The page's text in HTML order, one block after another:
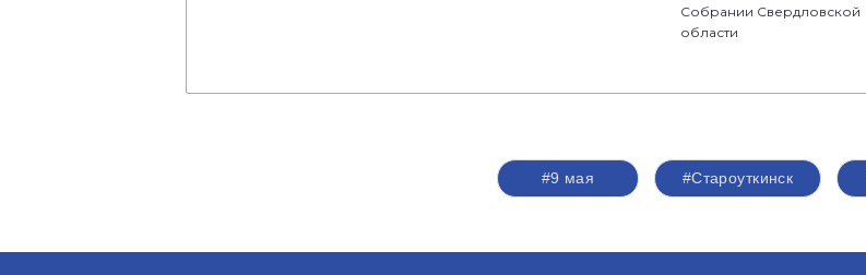
Собрании Свердловской
области
#9 мая #Староуткинск